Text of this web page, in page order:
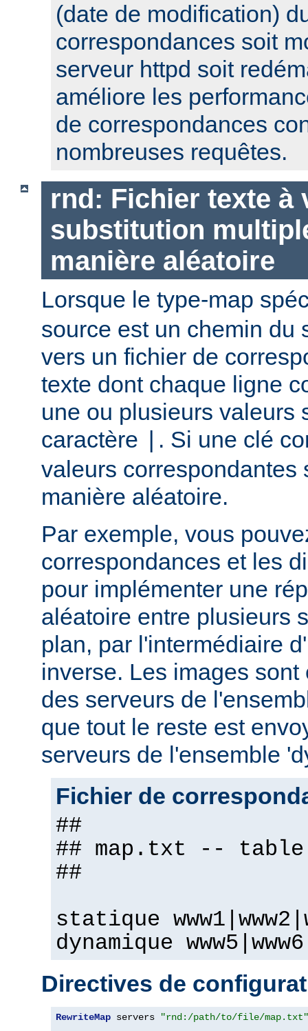
(date de modification)
correspondances soit
serveur httpd soit
améliore les
de correspondances
nombreuses requêtes.
rnd: Fichier texte à
substitution
manière aléatoire
Lorsque le type-map
source est un chemin du
vers un fichier de
texte dont chaque ligne
une ou plusieurs valeurs
caractère
. Si une clé
valeurs correspondantes
manière aléatoire.
Par exemple, vous
correspondances et les
pour implémenter une
aléatoire entre plusieurs
plan, par l'intermédiaire
inverse. Les images
des serveurs de
que tout le reste est
serveurs de l'ensemble
Fichier de
##
## map.txt --
##
statique
dynamique www5|www6
Directives de
RewriteMap servers
"rnd:/path/to/file/map.txt"